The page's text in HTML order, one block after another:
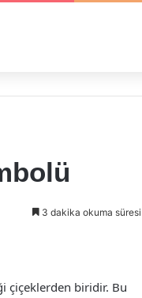
3 dakika okuma süresi
çiçeklerden biridir. Bu